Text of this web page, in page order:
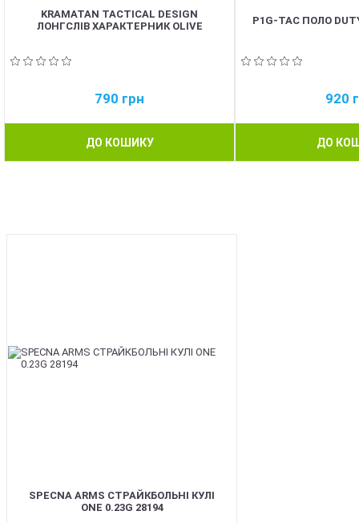
KRAMATAN TACTICAL DESIGN
ЛОНГСЛІВ ХАРАКТЕРНИК OLIVE
790 грн
ДО КОШИКУ
P1G-TAC ПОЛО
920
ДО
SPECNA ARMS СТРАЙКБОЛЬНІ КУЛІ
ONE 0.23G 28194